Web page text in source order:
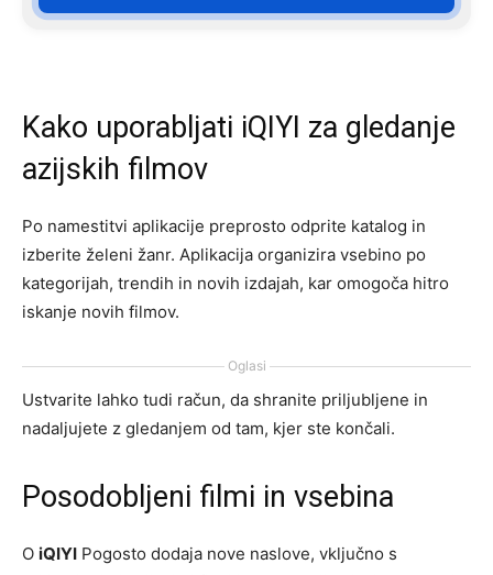
Kako uporabljati iQIYI za gledanje
azijskih filmov
Po namestitvi aplikacije preprosto odprite katalog in
izberite želeni žanr. Aplikacija organizira vsebino po
kategorijah, trendih in novih izdajah, kar omogoča hitro
iskanje novih filmov.
Oglasi
Ustvarite lahko tudi račun, da shranite priljubljene in
nadaljujete z gledanjem od tam, kjer ste končali.
Posodobljeni filmi in vsebina
O iQIYI Pogosto dodaja nove naslove, vključno s